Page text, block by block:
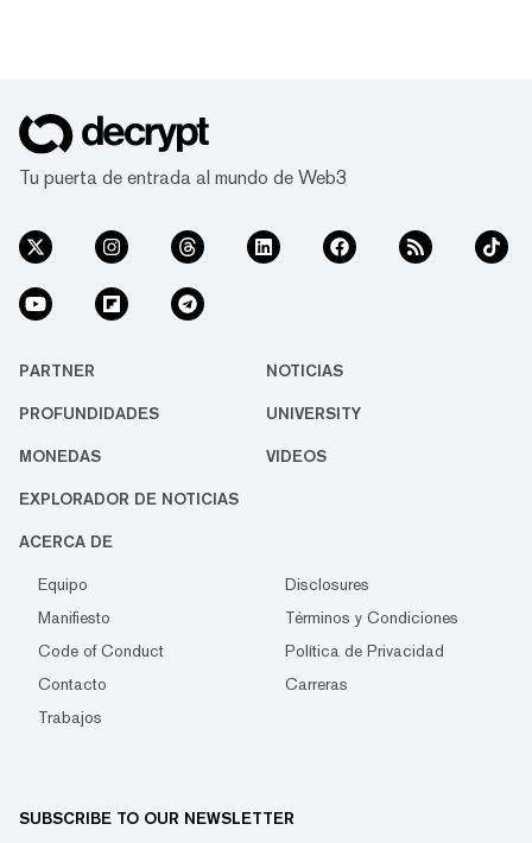
Tu puerta de entrada al mundo de Web3
PARTNER NOTICIAS
PROFUNDIDADES UNIVERSITY
MONEDAS VIDEOS
EXPLORADOR DE NOTICIAS
ACERCA DE
Equipo
Disclosures
Manifiesto
Términos y Condiciones
Code of Conduct
Política de Privacidad
Contacto
Carreras
Trabajos
SUBSCRIBE TO OUR NEWSLETTER